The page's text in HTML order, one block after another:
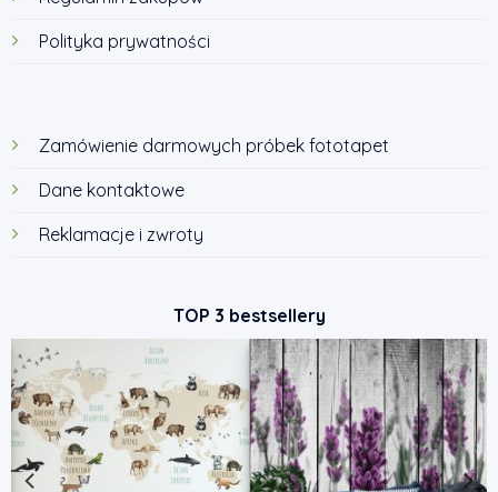
Polityka prywatności
Zamówienie darmowych próbek fototapet
Dane kontaktowe
Reklamacje i zwroty
TOP 3 bestsellery